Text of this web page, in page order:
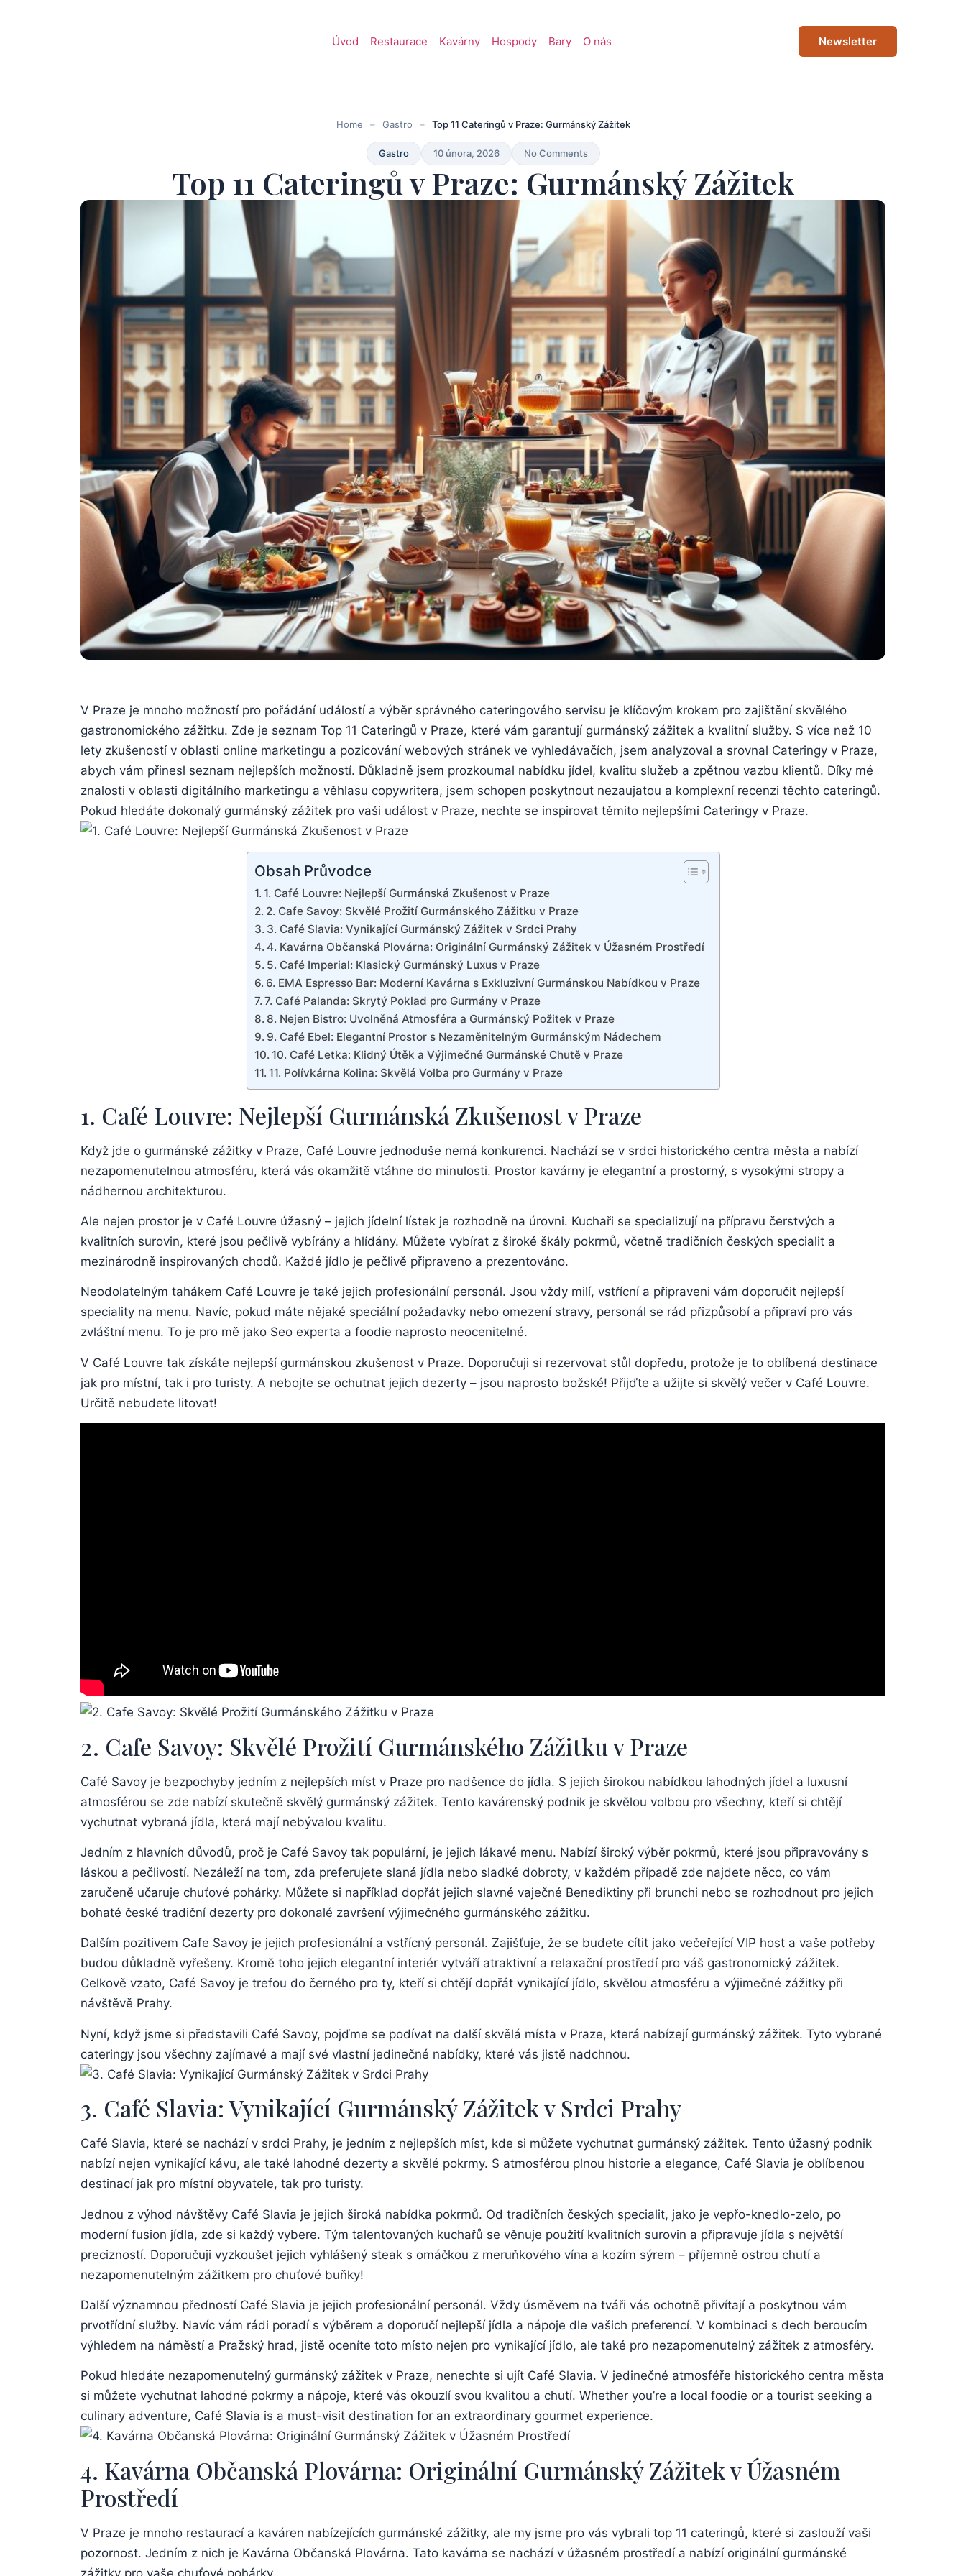
Úvod Restaurace Kavárny Hospody Bary O nás Newsletter
Home – Gastro – Top 11 Cateringů v Praze: Gurmánský Zážitek
Gastro 10 února, 2026 No Comments
Top 11 Cateringů v Praze: Gurmánský Zážitek
V Praze je mnoho možností pro pořádání událostí a výběr správného cateringového servisu je klíčovým krokem pro zajištění skvělého
gastronomického zážitku. Zde je seznam Top 11 Cateringů v Praze, které vám garantují gurmánský zážitek a kvalitní služby. S více než 10
lety zkušeností v oblasti online marketingu a pozicování webových stránek ve vyhledávačích, jsem analyzoval a srovnal Cateringy v Praze,
abych vám přinesl seznam nejlepších možností. Důkladně jsem prozkoumal nabídku jídel, kvalitu služeb a zpětnou vazbu klientů. Díky mé
znalosti v oblasti digitálního marketingu a věhlasu copywritera, jsem schopen poskytnout nezaujatou a komplexní recenzi těchto cateringů.
Pokud hledáte dokonalý gurmánský zážitek pro vaši událost v Praze, nechte se inspirovat těmito nejlepšími Cateringy v Praze.
Obsah Průvodce
1. Café Louvre: Nejlepší Gurmánská Zkušenost v Praze
2. Cafe Savoy: Skvělé Prožití Gurmánského Zážitku v Praze
3. Café Slavia: Vynikající Gurmánský Zážitek v Srdci Prahy
4. Kavárna Občanská Plovárna: Originální Gurmánský Zážitek v Úžasném Prostředí
5. Café Imperial: Klasický Gurmánský Luxus v Praze
6. EMA Espresso Bar: Moderní Kavárna s Exkluzivní Gurmánskou Nabídkou v Praze
7. Café Palanda: Skrytý Poklad pro Gurmány v Praze
8. Nejen Bistro: Uvolněná Atmosféra a Gurmánský Požitek v Praze
9. Café Ebel: Elegantní Prostor s Nezaměnitelným Gurmánským Nádechem
10. Café Letka: Klidný Útěk a Výjimečné Gurmánské Chutě v Praze
11. Polívkárna Kolina: Skvělá Volba pro Gurmány v Praze
1. Café Louvre: Nejlepší Gurmánská Zkušenost v Praze
Když jde o gurmánské zážitky v Praze, Café Louvre jednoduše nemá konkurenci. Nachází se v srdci historického centra města a nabízí
nezapomenutelnou atmosféru, která vás okamžitě vtáhne do minulosti. Prostor kavárny je elegantní a prostorný, s vysokými stropy a
nádhernou architekturou.
Ale nejen prostor je v Café Louvre úžasný – jejich jídelní lístek je rozhodně na úrovni. Kuchaři se specializují na přípravu čerstvých a
kvalitních surovin, které jsou pečlivě vybírány a hlídány. Můžete vybírat z široké škály pokrmů, včetně tradičních českých specialit a
mezinárodně inspirovaných chodů. Každé jídlo je pečlivě připraveno a prezentováno.
Neodolatelným tahákem Café Louvre je také jejich profesionální personál. Jsou vždy milí, vstřícní a připraveni vám doporučit nejlepší
speciality na menu. Navíc, pokud máte nějaké speciální požadavky nebo omezení stravy, personál se rád přizpůsobí a připraví pro vás
zvláštní menu. To je pro mě jako Seo experta a foodie naprosto neocenitelné.
V Café Louvre tak získáte nejlepší gurmánskou zkušenost v Praze. Doporučuji si rezervovat stůl dopředu, protože je to oblíbená destinace
jak pro místní, tak i pro turisty. A nebojte se ochutnat jejich dezerty – jsou naprosto božské! Přijďte a užijte si skvělý večer v Café Louvre.
Určitě nebudete litovat!
2. Cafe Savoy: Skvělé Prožití Gurmánského Zážitku v Praze
Café Savoy je bezpochyby jedním z nejlepších míst v Praze pro nadšence do jídla. S jejich širokou nabídkou lahodných jídel a luxusní
atmosférou se zde nabízí skutečně skvělý gurmánský zážitek. Tento kavárenský podnik je skvělou volbou pro všechny, kteří si chtějí
vychutnat vybraná jídla, která mají nebývalou kvalitu.
Jedním z hlavních důvodů, proč je Café Savoy tak populární, je jejich lákavé menu. Nabízí široký výběr pokrmů, které jsou připravovány s
láskou a pečlivostí. Nezáleží na tom, zda preferujete slaná jídla nebo sladké dobroty, v každém případě zde najdete něco, co vám
zaručeně učaruje chuťové pohárky. Můžete si například dopřát jejich slavné vaječné Benediktiny při brunchi nebo se rozhodnout pro jejich
bohaté české tradiční dezerty pro dokonalé završení výjimečného gurmánského zážitku.
Dalším pozitivem Cafe Savoy je jejich profesionální a vstřícný personál. Zajišťuje, že se budete cítit jako večeřející VIP host a vaše potřeby
budou důkladně vyřešeny. Kromě toho jejich elegantní interiér vytváří atraktivní a relaxační prostředí pro váš gastronomický zážitek.
Celkově vzato, Café Savoy je trefou do černého pro ty, kteří si chtějí dopřát vynikající jídlo, skvělou atmosféru a výjimečné zážitky při
návštěvě Prahy.
Nyní, když jsme si představili Café Savoy, pojďme se podívat na další skvělá místa v Praze, která nabízejí gurmánský zážitek. Tyto vybrané
cateringy jsou všechny zajímavé a mají své vlastní jedinečné nabídky, které vás jistě nadchnou.
3. Café Slavia: Vynikající Gurmánský Zážitek v Srdci Prahy
Café Slavia, které se nachází v srdci Prahy, je jedním z nejlepších míst, kde si můžete vychutnat gurmánský zážitek. Tento úžasný podnik
nabízí nejen vynikající kávu, ale také lahodné dezerty a skvělé pokrmy. S atmosférou plnou historie a elegance, Café Slavia je oblíbenou
destinací jak pro místní obyvatele, tak pro turisty.
Jednou z výhod návštěvy Café Slavia je jejich široká nabídka pokrmů. Od tradičních českých specialit, jako je vepřo-knedlo-zelo, po
moderní fusion jídla, zde si každý vybere. Tým talentovaných kuchařů se věnuje použití kvalitních surovin a připravuje jídla s největší
precizností. Doporučuji vyzkoušet jejich vyhlášený steak s omáčkou z meruňkového vína a kozím sýrem – příjemně ostrou chutí a
nezapomenutelným zážitkem pro chuťové buňky!
Další významnou předností Café Slavia je jejich profesionální personál. Vždy úsměvem na tváři vás ochotně přivítají a poskytnou vám
prvotřídní služby. Navíc vám rádi poradí s výběrem a doporučí nejlepší jídla a nápoje dle vašich preferencí. V kombinaci s dech beroucím
výhledem na náměstí a Pražský hrad, jistě oceníte toto místo nejen pro vynikající jídlo, ale také pro nezapomenutelný zážitek z atmosféry.
Pokud hledáte nezapomenutelný gurmánský zážitek v Praze, nenechte si ujít Café Slavia. V jedinečné atmosféře historického centra města
si můžete vychutnat lahodné pokrmy a nápoje, které vás okouzlí svou kvalitou a chutí. Whether you’re a local foodie or a tourist seeking a
culinary adventure, Café Slavia is a must-visit destination for an extraordinary gourmet experience.
4. Kavárna Občanská Plovárna: Originální Gurmánský Zážitek v Úžasném
Prostředí
V Praze je mnoho restaurací a kaváren nabízejících gurmánské zážitky, ale my jsme pro vás vybrali top 11 cateringů, které si zaslouží vaši
pozornost. Jedním z nich je Kavárna Občanská Plovárna. Tato kavárna se nachází v úžasném prostředí a nabízí originální gurmánské
zážitky pro vaše chuťové pohárky.